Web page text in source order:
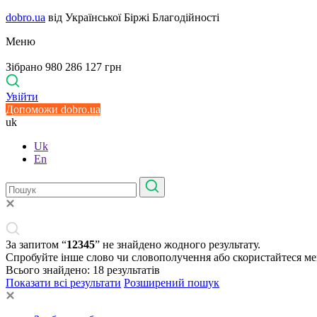
dobro.ua від Української Біржі Благодійності
Меню
Зібрано 980 286 127 грн
Увійти
Допоможи dobro.ua
uk
Uk
En
За запитом “12345” не знайдено жодного результату.
Спробуйте інше слово чи словополучення або скористайтеся
Всього знайдено: 18 результатів
Показати всі результати Розширений пошук